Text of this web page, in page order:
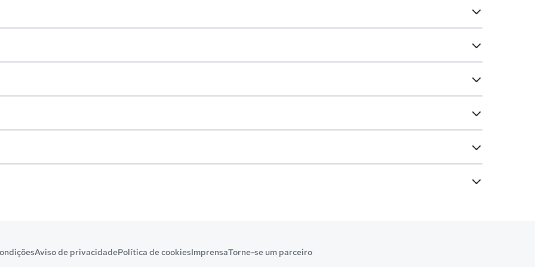
Aviso de privacidadePolítica de cookiesImprensaTorne-se um parceiro